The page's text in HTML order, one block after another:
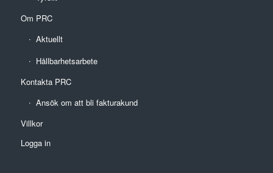
Om PRC
Aktuellt
Hållbarhetsarbete
Kontakta PRC
Ansök om att bli fakturakund
Villkor
Logga in